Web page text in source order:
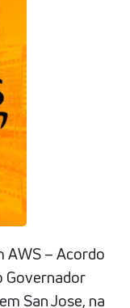
AWS – Acordo
Governador
San Jose, na